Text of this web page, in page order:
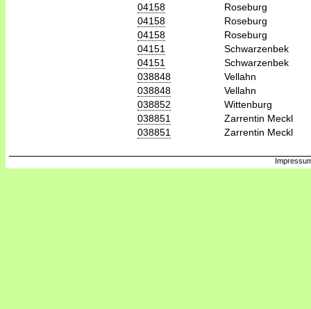
04158
Roseburg
04158
Roseburg
04158
Roseburg
04151
Schwarzenbek
04151
Schwarzenbek
038848
Vellahn
038848
Vellahn
038852
Wittenburg
038851
Zarrentin Meckl
038851
Zarrentin Meckl